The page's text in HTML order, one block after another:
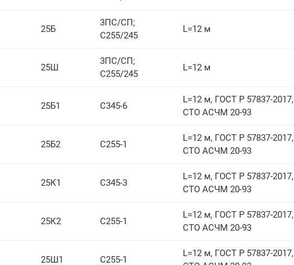
25Б
3ПС/СП;
С255/245
L=12 м
25Ш
3ПС/СП;
С255/245
L=12 м
25Б1 С345-6
L=12 м, ГОСТ Р 57837-2017,
СТО АСЧМ 20-93
25Б2 С255-1
L=12 м, ГОСТ Р 57837-2017,
СТО АСЧМ 20-93
25К1 С345-3
L=12 м, ГОСТ Р 57837-2017,
СТО АСЧМ 20-93
25К2 С255-1
L=12 м, ГОСТ Р 57837-2017,
СТО АСЧМ 20-93
25Ш1 С255-1
L=12 м, ГОСТ Р 57837-2017,